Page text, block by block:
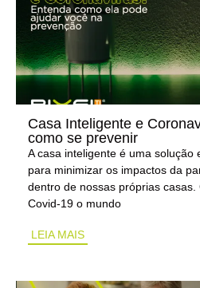
Casa Inteligente e
como se prevenir
A casa inteligente é uma solução
para minimizar os impactos da
dentro de nossas próprias casas.
Covid-19 o mundo
LEIA MAIS